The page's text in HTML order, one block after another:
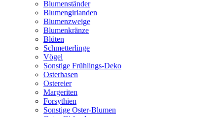
Blumenständer
Blumengirlanden
Blumenzweige
Blumenkränze
Blüten
Schmetterlinge
Vögel
Sonstige Frühlings-Deko
Osterhasen
Ostereier
Margeriten
Forsythien
Sonstige Oster-Blumen